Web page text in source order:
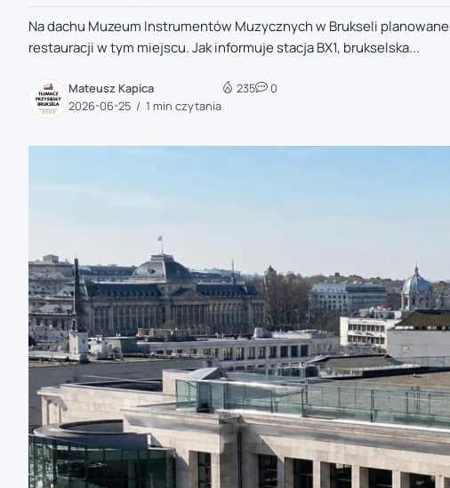
zaobserwuj nas
zaobserwuj nas
zaobserwuj nas
Na dachu Muzeum Instrumentów Muzycznych w Brukseli
restauracji w tym miejscu. Jak informuje stacja BX1, brukselska...
Mateusz Kapica
2026-06-25
1 min czytania
235 0